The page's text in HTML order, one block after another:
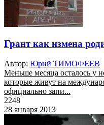
Грант как измена
Автор: Юрий ТИМОФЕЕВ
Меньше месяца осталось у
которые живут на
официально запи...
2248
28 января 2013